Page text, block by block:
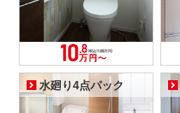
水廻り4点パック